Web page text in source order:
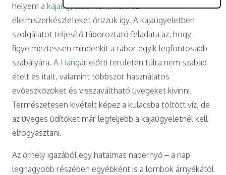
helyem a kajaügyelet. Nem, nem az
élelmiszerkészleteket őrizzük így. A kajaügyeletben
szolgálatot teljesítő táboroztató feladata az, hogy
figyelmeztessen mindenkit a tábor egyik legfontosabb
szabályára. A Hangár előtti területen túlra nem szabad
ételt és italt, valamint többször használatos
evőeszközöket és visszaváltható üvegeket kivinni.
Természetesen kivételt képez a kulacsba töltött víz, de
az üveges üdítőket már legfeljebb a kajaügyeletnél kell
elfogyasztani.
Az őrhely igazából egy hatalmas napernyő – a nap
legnagyobb részében egyébként is a lombok árnyékától